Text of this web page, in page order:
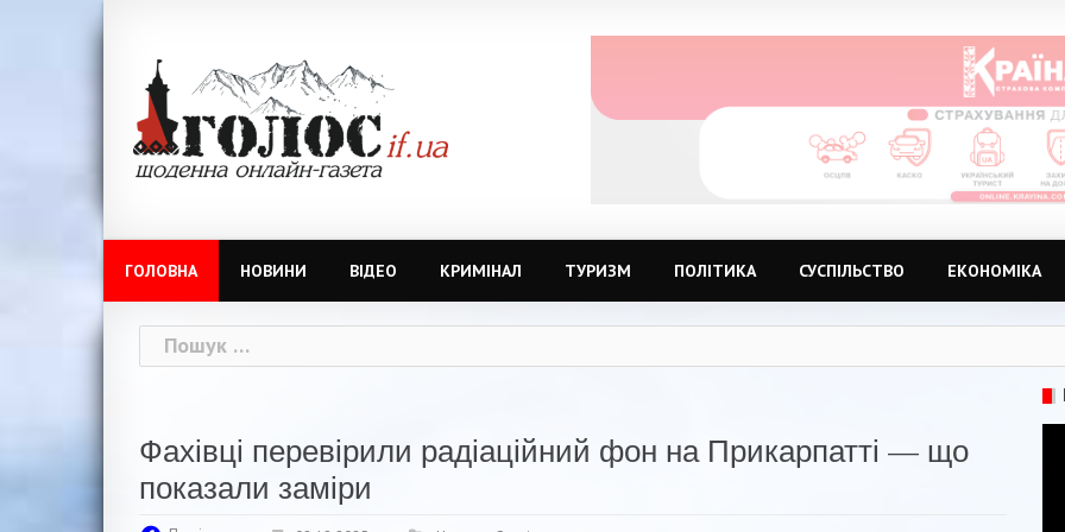
ГОЛОВНА НОВИНИ ВІДЕО КРИМІНАЛ ТУРИЗМ ПОЛІТИКА СУСПІЛЬСТВО ЕКОНОМІКА
Пошук:
Фахівці перевірили радіаційний фон на Прикарпатті — що
показали заміри